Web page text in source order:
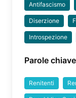
Antifascismo
Diserzione
Introspezione
Parole chiave
Renitenti